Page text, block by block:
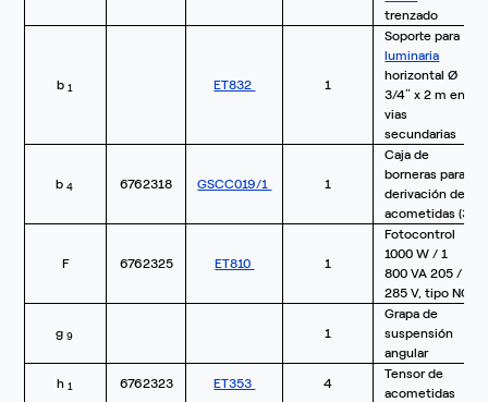
trenzado
b 1 ET832 1
Soporte para
luminaria
horizontal Ø
3/4” x 2 m en
vias
secundarias
b4 6762318 GSCC019/1 1
Caja de
borneras para
derivación de
acometidas (3)
F 6762325 ET810 1
Fotocontrol
1000 W / 1
800 VA 205 /
285 V, tipo NC
g9 1
Grapa de
suspensión
angular
h 1 6762323 ET353 4
Tensor de
acometidas